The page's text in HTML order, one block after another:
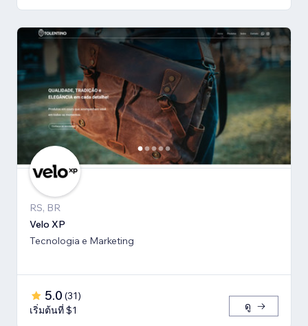
RS, BR
Velo XP
Tecnologia e Marketing
5.0 (31)
เริ่มต้นที่ $1
ดู